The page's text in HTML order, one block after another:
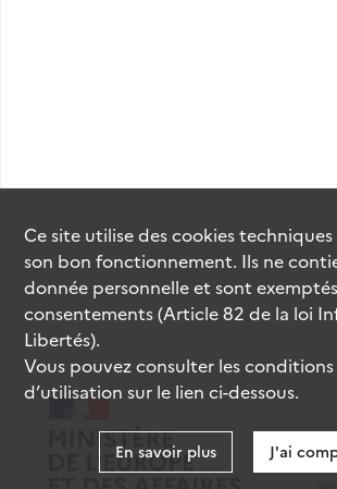
Ce site utilise descookiestechniques
son bon fonctionnement. Ils ne
donnée personnelle et sont
consentements (Article 82 de la loi
Libertés).
Vous pouvez consulter les conditions
d’utilisation sur le lien ci-dessous.
En savoir plus J'ai